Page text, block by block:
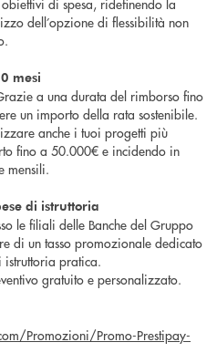
dell’opzione di flessibilità non
mesi
a una durata del rimborso fino
un importo della rata sostenibile.
anche i tuoi progetti più
fino a 50.000€ e incidendo in
mensili.
di istruttoria
le filiali delle Banche del Gruppo
di un tasso promozionale dedicato
istruttoria pratica.
gratuito e personalizzato.
Promozioni/Promo-Prestipay-